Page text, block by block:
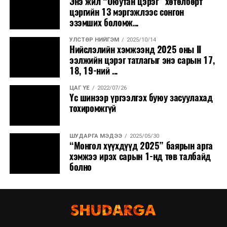
цэргийн 13 мэргэжлээс сонгон
эзэмших боломж...
УЛСТӨР НИЙГЭМ 2025/10/14
Нийслэлийн хэмжээнд 2025 оны II
ээлжийн цэрэг татлагыг энэ сарын 17,
18, 19-ний ...
ЦАГ ҮЕ 2022/07/26
Үс шинээр үргээлгэх буюу засуулахад
тохиромжгүй
ШУДАРГА МЭДЭЭ 2025/05/30
“Монгол хүүхдүүд 2025” баярын арга
хэмжээ ирэх сарын 1-нд төв талбайд
болно